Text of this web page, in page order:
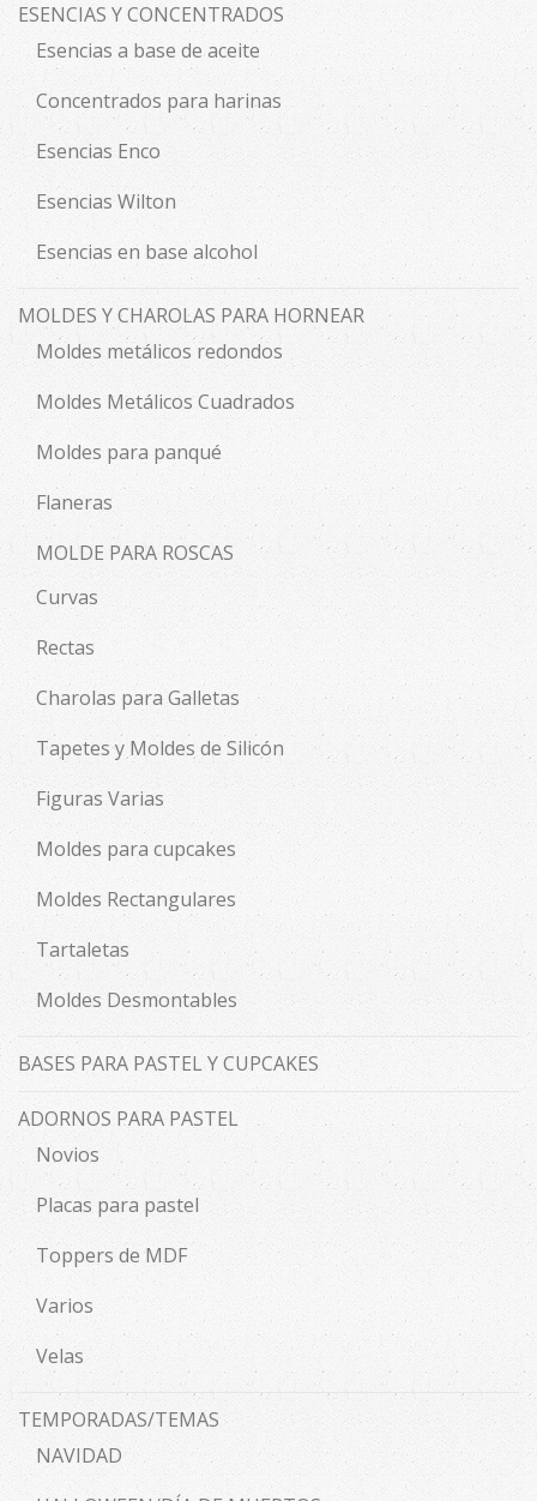
ESENCIAS Y CONCENTRADOS
Esencias a base de aceite
Concentrados para harinas
Esencias Enco
Esencias Wilton
Esencias en base alcohol
MOLDES Y CHAROLAS PARA HORNEAR
Moldes metálicos redondos
Moldes Metálicos Cuadrados
Moldes para panqué
Flaneras
MOLDE PARA ROSCAS
Curvas
Rectas
Charolas para Galletas
Tapetes y Moldes de Silicón
Figuras Varias
Moldes para cupcakes
Moldes Rectangulares
Tartaletas
Moldes Desmontables
BASES PARA PASTEL Y CUPCAKES
ADORNOS PARA PASTEL
Novios
Placas para pastel
Toppers de MDF
Varios
Velas
TEMPORADAS/TEMAS
NAVIDAD